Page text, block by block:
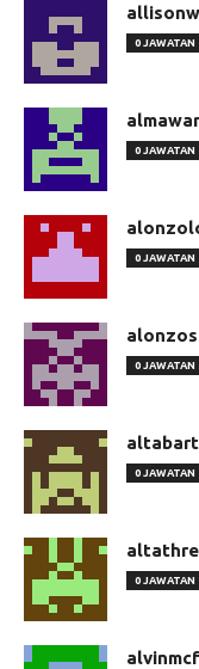
0 JAWATAN
0 JAWATAN
0 JAWATAN
0 JAWATAN
0 JAWATAN
0 JAWATAN